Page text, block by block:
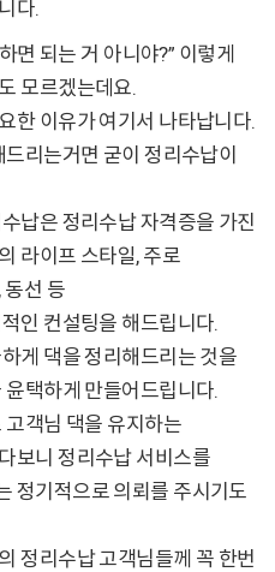
다.
면 되는 거 아니야?” 이렇게
모르겠는데요.
한 이유가 여기서 나타납니다.
리는거면 굳이 정리수납이
납은 정리수납 자격증을 가진
라이프 스타일, 주로
동선 등
인 컨설팅을 해드립니다.
게 댁을 정리해드리는 것을
택하게 만들어드립니다.
객님 댁을 유지하는
보니 정리수납 서비스를
정기적으로 의뢰를 주시기도
정리수납 고객님들께 꼭 한번